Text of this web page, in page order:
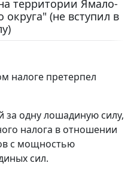
территории Ямало-
(не вступил в
налоге претерпел
за одну лошадиную силу,
налога в отношении
с мощностью
сил.